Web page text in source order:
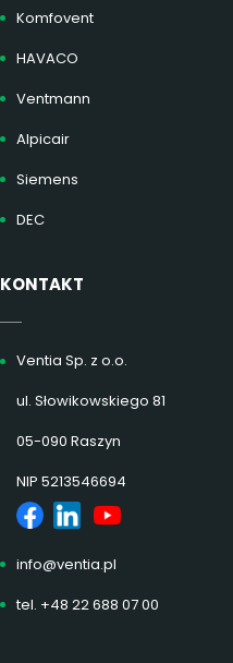
Komfovent
HAVACO
Ventmann
Alpicair
Siemens
DEC
KONTAKT
Ventia Sp. z o.o.
ul. Słowikowskiego 81
05-090 Raszyn
NIP 5213546694
info@ventia.pl
tel. +48 22 688 07 00